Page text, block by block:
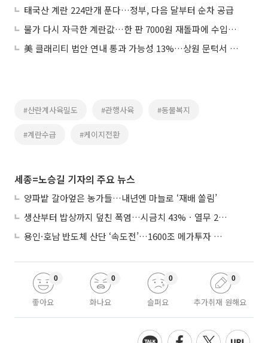
태국산 계란 224만개 푼다…정부, 다음 달부터 순차 공급
물가 다시 자극한 계란값…한 판 7000원 재돌파에 수입란도 ‘역부족’
美 클래리티 법안 연내 통과 가능성 13%…상원 문턱서 제동
#산란계사육밀도 #관행사육 #동물복지
#계란수급 #케이지전환
세종=노승길 기자의 주요 뉴스
양파밭 갈아엎은 농가들…내년엔 마늘로 ‘재배 쏠림’
생산부터 밥상까지 덮친 폭염…시금치 43%ㆍ열무 28% 급등
용인·호남 반도체 산단 ‘속도전’…1600조 메가투자 이행 총력
좋아요
0
화나요
0
슬퍼요
0
추가취재 원해요
0